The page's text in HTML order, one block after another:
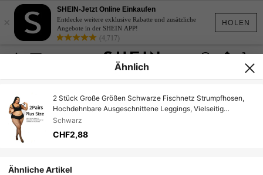
HOLEN
×
SHEIN-Jetzt Online Einkaufen
Entdecke weitere exklusive Rabatte und zusätzliche
Angebote in der SHEIN APP!
(4,717)
Ähnlich
2 Stück Große Größen Schwarze Fischnetz Strumpfhosen,
Hochdehnbare Ausgeschnittene Leggings, Vielseitig
Einsetzbare Gothic Mode für alle Jahreszeiten
Schwarz
CHF2,88
Ähnliche Artikel